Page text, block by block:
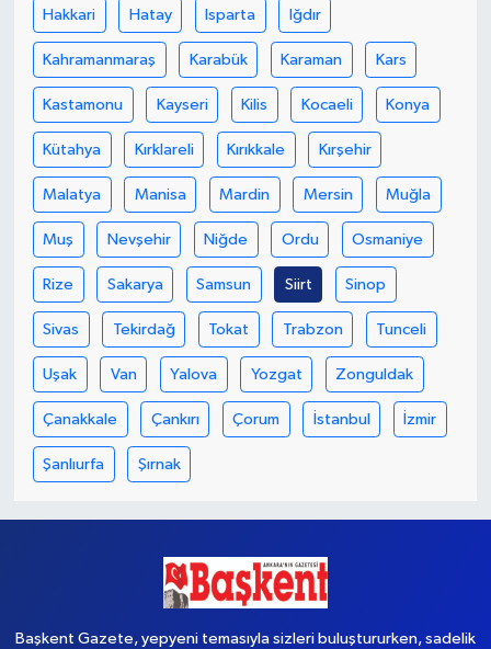
Hakkari Hatay Isparta Iğdır
Kahramanmaraş Karabük Karaman Kars
Kastamonu Kayseri Kilis Kocaeli Konya
Kütahya Kırklareli Kırıkkale Kırşehir
Malatya Manisa Mardin Mersin Muğla
Muş Nevşehir Niğde Ordu Osmaniye
Rize Sakarya Samsun Siirt Sinop
Sivas Tekirdağ Tokat Trabzon Tunceli
Uşak Van Yalova Yozgat Zonguldak
Çanakkale Çankırı Çorum İstanbul İzmir
Şanlıurfa Şırnak
Başkent Gazete, yepyeni temasıyla sizleri buluştururken, sadelik